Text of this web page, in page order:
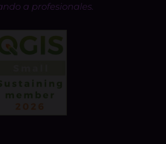
a profesionales.